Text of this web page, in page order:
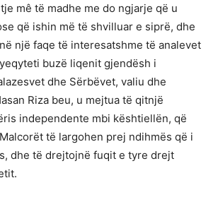
mê të madhe me do ngjarje që u
që ishin më të shvilluar e siprë, dhe
një faqe të interesatshme të analevet
buzë liqenit gjendësh i
dhe Sërbëvet, valiu dhe
Riza beu, u mejtua të qitnjë
independente mbi kështiellën, që
të largohen prej ndihmës që i
dhe të drejtojnë fuqit e tyre drejt